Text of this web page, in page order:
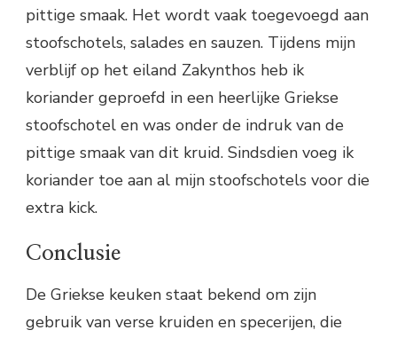
pittige smaak. Het wordt vaak toegevoegd aan
stoofschotels, salades en sauzen. Tijdens mijn
verblijf op het eiland Zakynthos heb ik
koriander geproefd in een heerlijke Griekse
stoofschotel en was onder de indruk van de
pittige smaak van dit kruid. Sindsdien voeg ik
koriander toe aan al mijn stoofschotels voor die
extra kick.
Conclusie
De Griekse keuken staat bekend om zijn
gebruik van verse kruiden en specerijen, die